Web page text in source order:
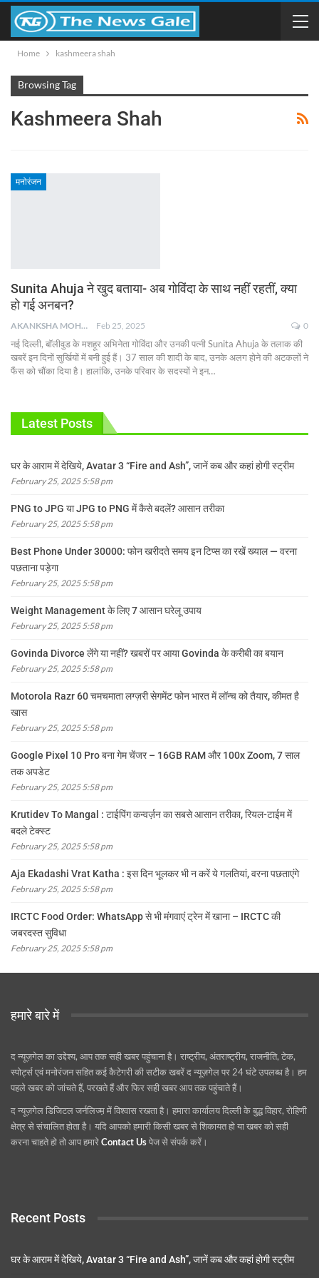
Home kashmeera shah
Browsing Tag
Kashmeera Shah
मनोरंजन
Sunita Ahuja ने खुद बताया- अब गोविंदा के साथ नहीं रहतीं, क्या
हो गई अनबन?
AKANKSHA MOHAN Feb 25, 2025 0
नई दिल्ली, बॉलीवुड के मशहूर अभिनेता गोविंदा और उनकी पत्नी Sunita Ahuja के तलाक की
खबरें इन दिनों सुर्खियों में बनी हुई हैं। 37 साल की शादी के बाद, उनके अलग होने की अटकलों ने
फैंस को चौंका दिया है। हालांकि, उनके परिवार के सदस्यों ने इन…
Latest Posts
घर के आराम में देखिये, Avatar 3 “Fire and Ash”, जानें कब और कहां होगी स्ट्रीम
February 25, 2025 5:58 pm
PNG to JPG या JPG to PNG में कैसे बदलें? आसान तरीका
February 25, 2025 5:58 pm
Best Phone Under 30000: फोन खरीदते समय इन टिप्स का रखें ख्याल — वरना
पछताना पड़ेगा
February 25, 2025 5:58 pm
Weight Management के लिए 7 आसान घरेलू उपाय
February 25, 2025 5:58 pm
Govinda Divorce लेंगे या नहीं? खबरों पर आया Govinda के करीबी का बयान
February 25, 2025 5:58 pm
Motorola Razr 60 चमचमाता लग्ज़री सेगमेंट फोन भारत में लॉन्च को तैयार, कीमत है
खास
February 25, 2025 5:58 pm
Google Pixel 10 Pro बना गेम चेंजर – 16GB RAM और 100x Zoom, 7 साल
तक अपडेट
February 25, 2025 5:58 pm
Krutidev To Mangal : टाईपिंग कन्वर्ज़न का सबसे आसान तरीका, रियल-टाईम में
बदले टेक्स्ट
February 25, 2025 5:58 pm
Aja Ekadashi Vrat Katha : इस दिन भूलकर भी न करें ये गलतियां, वरना पछताएंगे
February 25, 2025 5:58 pm
IRCTC Food Order: WhatsApp से भी मंगवाएं ट्रेन में खाना – IRCTC की
जबरदस्त सुविधा
February 25, 2025 5:58 pm
हमारे बारे में
द न्यूज़गेल का उद्देश्य, आप तक सही खबर पहुंचाना है। राष्ट्रीय, अंतराष्ट्रीय, राजनीति, टेक,
स्पोर्ट्स एवं मनोरंजन सहित कई कैटेगरी की सटीक खबरें द न्यूज़गेल पर 24 घंटे उपलब्ध है। हम
पहले खबर को जांचते हैं, परखते हैं और फिर सही खबर आप तक पहुंचाते हैं।
द न्यूज़गेल डिजिटल जर्नलिज्म़ में विश्वास रखता है। हमारा कार्यालय दिल्ली के बुद्ध विहार, रोहिणी
क्षेत्र से संचालित होता है। यदि आपको हमारी किसी खबर से शिकायत हो या खबर को सही
करना चाहते हो तो आप हमारेContact Usपेज से संपर्क करें।
Recent Posts
घर के आराम में देखिये, Avatar 3 “Fire and Ash”, जानें कब और कहां होगी स्ट्रीम